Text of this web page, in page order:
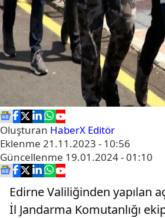
Oluşturan HaberX Editör
Eklenme 21.11.2023 - 10:56
Güncellenme 19.01.2024 - 01:10
Edirne Valiliğinden yapılan
İl Jandarma Komutanlığı